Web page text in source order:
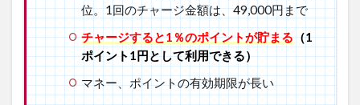
ード
入す
る
2.3
現金
位。1回のチャージ金額は、49,000円まで
チャージすると1％のポイントが貯まる（1
ポイント1円として利用できる）
マネー、ポイントの有効期限が長い